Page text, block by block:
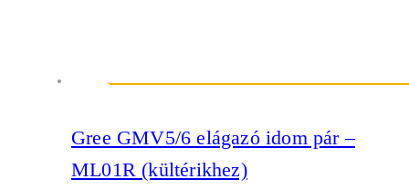
Gree GMV5/6 elágazó idom pár –
ML01R (kültérikhez)